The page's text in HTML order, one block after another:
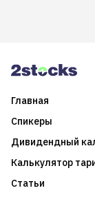
Главная
Спикеры
Дивидендный
Калькулятор
Статьи